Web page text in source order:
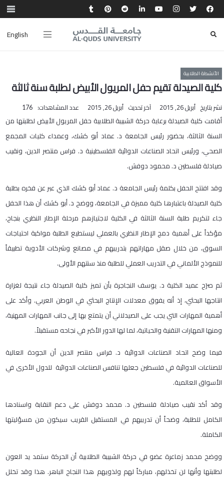
English
الأنشطة الطلابية
كلية الصيدلة تقيم حفل المريول الأبيض لطلبة سنة ثالثة
نشر بتاريخ أبريل 26, 2015 آخر تحديث أبريل 26, 2015 عدد المشاهدات: 176
أقامت كلية الصيدلة برعاية حركة الشبيبة الطلابية حفل المريول الأبيض لطلبتها من
السنة الثالثة، بحضور رئيس الجامعة د. عماد أبو كشك، وعمداء كليات المجمع
الصحي، ورئيس اتحاد الصناعات الدوائية الفلسطينية د. فراس منتصر الدين، ونقيب
صيادلة فلسطين د. محمود دوفش.
وقد افتتح الحفل بكلمة رئيس الجامعة د. عماد أبو كشك الذي عبر عن فخره بطلبة
كلية الصيدلة باعتبارها كلية مميزة في الجامعة، ووضح د. أبو كشك أن هذا الحفل
جاء لتكريم طلبة السنة الثالثة في الكلية لاجتيازهم مرحلة الإطار النظري بنجاح،
مؤكداً على أهمية دمج الإطار النظري بالعملي ليستطيع الطلبة مواكبة احتياجات
السوق، من خلال صقل مهاراتهم بتدريبهم في مصانع وشركات الأدوية تطبيقاً
للنموذج الألماني في التدريب العملي للطلبة منذ سنتهم الأولى.
ثم صرَح عميد الكلية د. يوسف النجاجرة بأن تميز كلية الصيدلة جاء نتيجة لغزارة
انتاجها البحثي، إذ أنه يفوق معدلات الإنتاج البحثي في الوطن العربي. وأكد على
أهمية المهارات التي يجب على الصيدلاني أن يتمتع بها إلى جانب المهارات المهنية،
ومنها المهارات التقنية والحياتية، لما لها الدور الأكبر في نجاحه مستقبلاً.
فيما وضح اتحاد الصناعات الدوائية د. فراس منتصر الدين أن الجودة العالية
للصناعات الدوائية في فلسطين جعلها تنافس الصناعات الدوائية للدول الأخرى في
الأسواق العالمية.
وقد أكد نقيب صيادلة فلسطين د. محمد دوفش على دعم النقابة واسنادها
الكامل للطلبة، وضحاً أن تدريبهم في المستقبل القريب سيكون من مسؤليتها
الكاملة.
ووضح محمد زماعرة عضو في حركة الشبيبة الطلابية أن الحركة ستمد يد العون
لطلبتها وأنها لن تخذلهم، مباركاً لهم ولذويهم هذا النجاح الباهر. هذا وقد تخلل